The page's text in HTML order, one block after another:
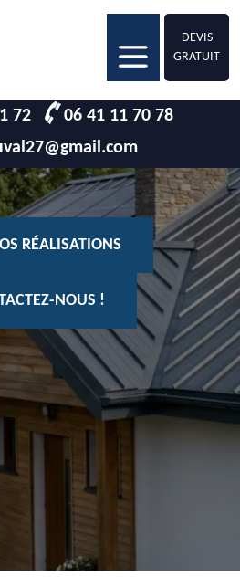
DEVIS
GRATUIT
72
06 41 11 70 78
RÉALISATIONS
NOUS !